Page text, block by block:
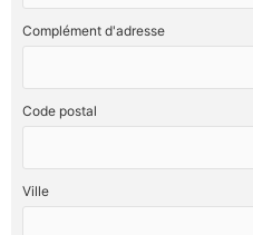
Complément d'adresse
Code postal
Ville